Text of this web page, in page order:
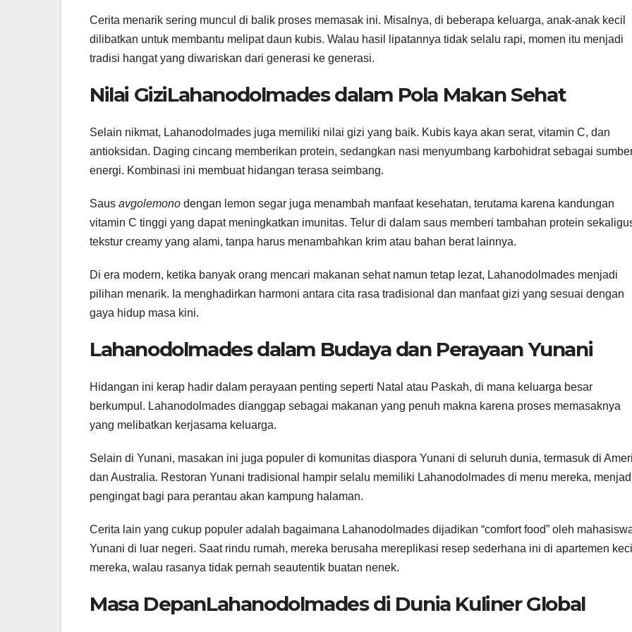
Cerita menarik sering muncul di balik proses memasak ini. Misalnya, di beberapa keluarga, anak-anak kecil
dilibatkan untuk membantu melipat daun kubis. Walau hasil lipatannya tidak selalu rapi, momen itu menjadi
tradisi hangat yang diwariskan dari generasi ke generasi.
Nilai GiziLahanodolmades dalam Pola Makan Sehat
Selain nikmat, Lahanodolmades juga memiliki nilai gizi yang baik. Kubis kaya akan serat, vitamin C, dan
antioksidan. Daging cincang memberikan protein, sedangkan nasi menyumbang karbohidrat sebagai
energi. Kombinasi ini membuat hidangan terasa seimbang.
Saus avgolemono dengan lemon segar juga menambah manfaat kesehatan, terutama karena kandungan
vitamin C tinggi yang dapat meningkatkan imunitas. Telur di dalam saus memberi tambahan protein
tekstur creamy yang alami, tanpa harus menambahkan krim atau bahan berat lainnya.
Di era modern, ketika banyak orang mencari makanan sehat namun tetap lezat, Lahanodolmades menjadi
pilihan menarik. Ia menghadirkan harmoni antara cita rasa tradisional dan manfaat gizi yang sesuai dengan
gaya hidup masa kini.
Lahanodolmades dalam Budaya dan Perayaan Yunani
Hidangan ini kerap hadir dalam perayaan penting seperti Natal atau Paskah, di mana keluarga besar
berkumpul. Lahanodolmades dianggap sebagai makanan yang penuh makna karena proses memasaknya
yang melibatkan kerjasama keluarga.
Selain di Yunani, masakan ini juga populer di komunitas diaspora Yunani di seluruh dunia, termasuk di
dan Australia. Restoran Yunani tradisional hampir selalu memiliki Lahanodolmades di menu mereka,
pengingat bagi para perantau akan kampung halaman.
Cerita lain yang cukup populer adalah bagaimana Lahanodolmades dijadikan “comfort food” oleh
Yunani di luar negeri. Saat rindu rumah, mereka berusaha mereplikasi resep sederhana ini di apartemen
mereka, walau rasanya tidak pernah seautentik buatan nenek.
Masa DepanLahanodolmades di Dunia Kuliner Global